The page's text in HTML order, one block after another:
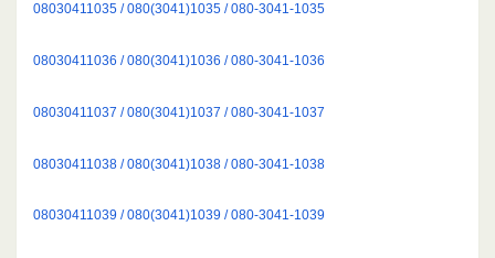
08030411035 / 080(3041)1035 / 080-3041-1035
08030411036 / 080(3041)1036 / 080-3041-1036
08030411037 / 080(3041)1037 / 080-3041-1037
08030411038 / 080(3041)1038 / 080-3041-1038
08030411039 / 080(3041)1039 / 080-3041-1039